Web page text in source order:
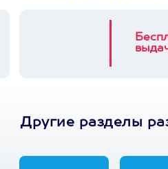
Другие разделы